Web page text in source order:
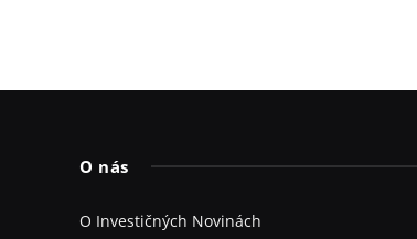
O nás
O Investičných Novinách